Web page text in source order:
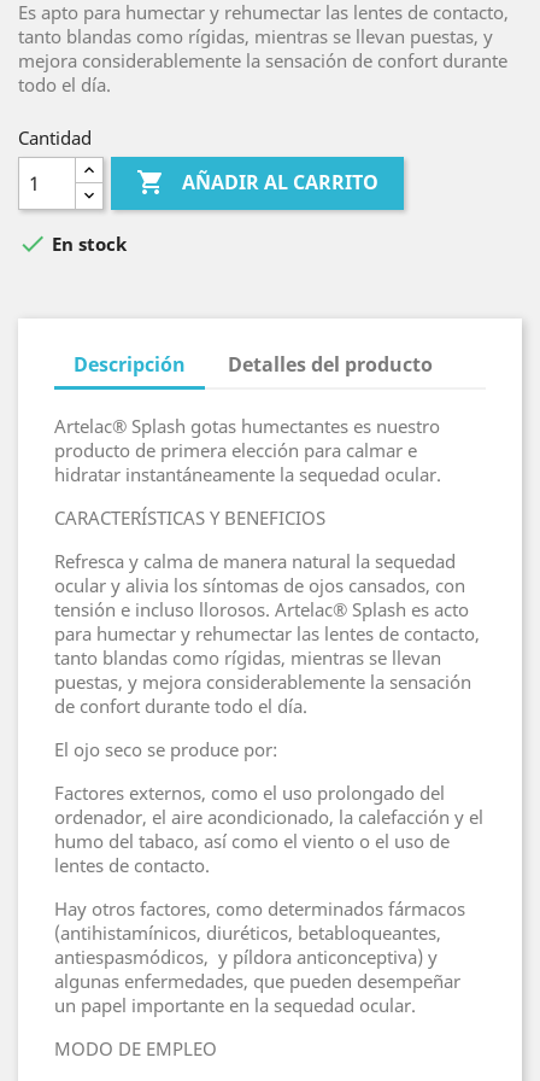
Es apto para humectar y rehumectar las lentes de contacto,
tanto blandas como rígidas, mientras se llevan puestas, y
mejora considerablemente la sensación de confort durante
todo el día.
Cantidad
 AÑADIR AL CARRITO
 En stock
Descripción Detalles del producto
Artelac® Splash gotas humectantes es nuestro
producto de primera elección para calmar e
hidratar instantáneamente la sequedad ocular.
CARACTERÍSTICAS Y BENEFICIOS
Refresca y calma de manera natural la sequedad
ocular y alivia los síntomas de ojos cansados, con
tensión e incluso llorosos. Artelac® Splash es acto
para humectar y rehumectar las lentes de contacto,
tanto blandas como rígidas, mientras se llevan
puestas, y mejora considerablemente la sensación
de confort durante todo el día.
El ojo seco se produce por:
Factores externos, como el uso prolongado del
ordenador, el aire acondicionado, la calefacción y el
humo del tabaco, así como el viento o el uso de
lentes de contacto.
Hay otros factores, como determinados fármacos
(antihistamínicos, diuréticos, betabloqueantes,
antiespasmódicos, y píldora anticonceptiva) y
algunas enfermedades, que pueden desempeñar
un papel importante en la sequedad ocular.
MODO DE EMPLEO